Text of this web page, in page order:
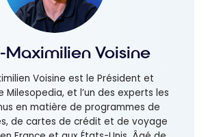
Voisine
Voisine est le Président et
Milesopedia, et l’un des experts les
en matière de programmes de
de cartes de crédit et de voyage